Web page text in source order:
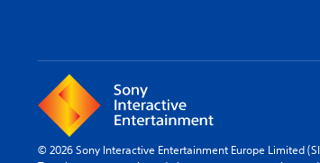
© 2026 Sony Interactive Entertainment Europe Limited